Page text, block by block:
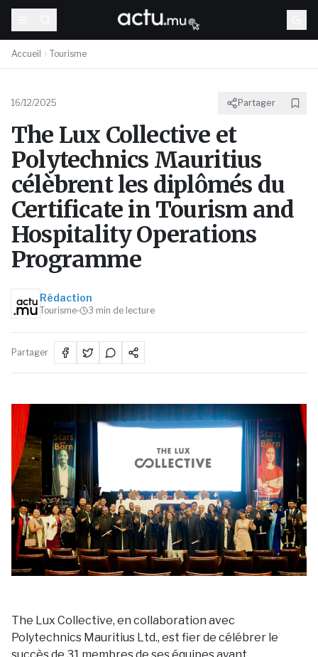
Accueil Tourisme
16/12/2025 Partager
The Lux Collective et
Polytechnics Mauritius
célèbrent les diplômés du
Certificate in Tourism and
Hospitality Operations
Programme
Rédaction
Tourisme 3 min de lecture
Partager
The Lux Collective, en collaboration avec
Polytechnics Mauritius Ltd., est fier de célébrer le